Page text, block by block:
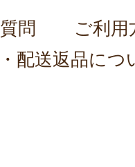
問
ご利用
配送返品につ